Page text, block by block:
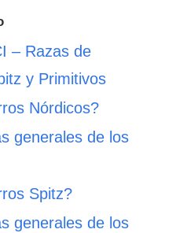
– Razas de
y Primitivos
Nórdicos?
generales de los
Spitz?
generales de los